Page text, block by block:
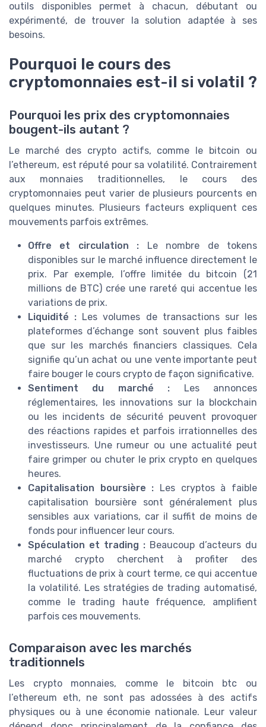
outils disponibles permet à chacun, débutant ou
expérimenté, de trouver la solution adaptée à ses
besoins.
Pourquoi le cours des
cryptomonnaies est-il si volatil ?
Pourquoi les prix des cryptomonnaies
bougent-ils autant ?
Le marché des crypto actifs, comme le bitcoin ou
l’ethereum, est réputé pour sa volatilité. Contrairement
aux monnaies traditionnelles, le cours des
cryptomonnaies peut varier de plusieurs pourcents en
quelques minutes. Plusieurs facteurs expliquent ces
mouvements parfois extrêmes.
Offre et circulation : Le nombre de tokens
disponibles sur le marché influence directement le
prix. Par exemple, l’offre limitée du bitcoin (21
millions de BTC) crée une rareté qui accentue les
variations de prix.
Liquidité : Les volumes de transactions sur les
plateformes d’échange sont souvent plus faibles
que sur les marchés financiers classiques. Cela
signifie qu’un achat ou une vente importante peut
faire bouger le cours crypto de façon significative.
Sentiment du marché : Les annonces
réglementaires, les innovations sur la blockchain
ou les incidents de sécurité peuvent provoquer
des réactions rapides et parfois irrationnelles des
investisseurs. Une rumeur ou une actualité peut
faire grimper ou chuter le prix crypto en quelques
heures.
Capitalisation boursière : Les cryptos à faible
capitalisation boursière sont généralement plus
sensibles aux variations, car il suffit de moins de
fonds pour influencer leur cours.
Spéculation et trading : Beaucoup d’acteurs du
marché crypto cherchent à profiter des
fluctuations de prix à court terme, ce qui accentue
la volatilité. Les stratégies de trading automatisé,
comme le trading haute fréquence, amplifient
parfois ces mouvements.
Comparaison avec les marchés
traditionnels
Les crypto monnaies, comme le bitcoin btc ou
l’ethereum eth, ne sont pas adossées à des actifs
physiques ou à une économie nationale. Leur valeur